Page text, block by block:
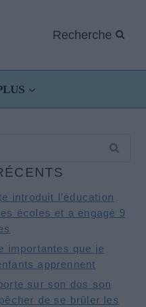
Recherche
introduit l’éducation
écoles et a engagé 9
importantes que je
apprennent
sur son dos son
de se brûler les